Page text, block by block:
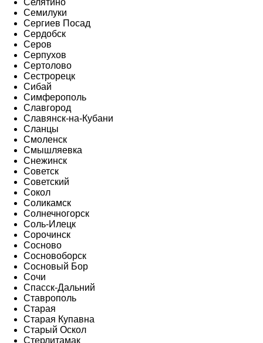
Селятино
Семилуки
Сергиев Посад
Сердобск
Серов
Серпухов
Сертолово
Сестрорецк
Сибай
Симферополь
Славгород
Славянск-на-Кубани
Сланцы
Смоленск
Смышляевка
Снежинск
Советск
Советский
Сокол
Соликамск
Солнечногорск
Соль-Илецк
Сорочинск
Сосново
Сосновоборск
Сосновый Бор
Сочи
Спасск-Дальний
Ставрополь
Старая
Старая Купавна
Старый Оскол
Стерлитамак